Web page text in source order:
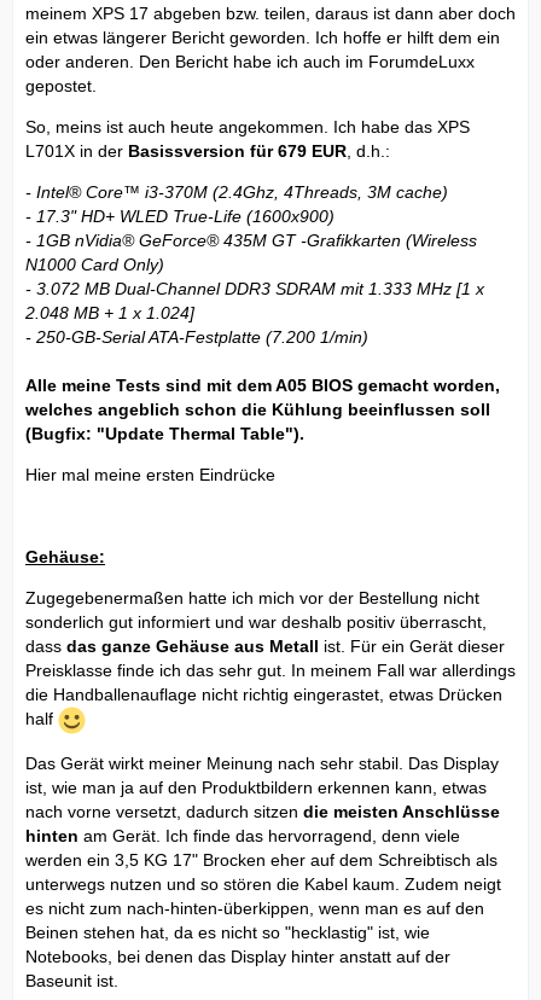
meinem XPS 17 abgeben bzw. teilen, daraus ist dann aber doch
ein etwas längerer Bericht geworden. Ich hoffe er hilft dem ein
oder anderen. Den Bericht habe ich auch im ForumdeLuxx
gepostet.
So, meins ist auch heute angekommen. Ich habe das XPS
L701X in der Basissversion für 679 EUR , d.h.:
- Intel® Core™ i3-370M (2.4Ghz, 4Threads, 3M cache)
- 17.3" HD+ WLED True-Life (1600x900)
- 1GB nVidia® GeForce® 435M GT -Grafikkarten (Wireless
N1000 Card Only)
- 3.072 MB Dual-Channel DDR3 SDRAM mit 1.333 MHz [1 x
2.048 MB + 1 x 1.024]
- 250-GB-Serial ATA-Festplatte (7.200 1/min)
Alle meine Tests sind mit dem A05 BIOS gemacht worden,
welches angeblich schon die Kühlung beeinflussen soll
(Bugfix: "Update Thermal Table").
Hier mal meine ersten Eindrücke
Gehäuse:
Zugegebenermaßen hatte ich mich vor der Bestellung nicht
sonderlich gut informiert und war deshalb positiv überrascht,
dass das ganze Gehäuse aus Metall ist. Für ein Gerät dieser
Preisklasse finde ich das sehr gut. In meinem Fall war allerdings
die Handballenauflage nicht richtig eingerastet, etwas Drücken
half
Das Gerät wirkt meiner Meinung nach sehr stabil. Das Display
ist, wie man ja auf den Produktbildern erkennen kann, etwas
nach vorne versetzt, dadurch sitzen die meisten Anschlüsse
hinten am Gerät. Ich finde das hervorragend, denn viele
werden ein 3,5 KG 17" Brocken eher auf dem Schreibtisch als
unterwegs nutzen und so stören die Kabel kaum. Zudem neigt
es nicht zum nach-hinten-überkippen, wenn man es auf den
Beinen stehen hat, da es nicht so "hecklastig" ist, wie
Notebooks, bei denen das Display hinter anstatt auf der
Baseunit ist.